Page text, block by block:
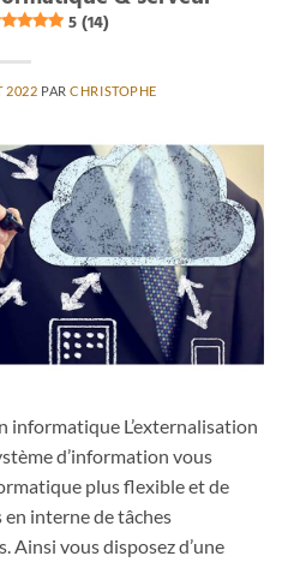
5 (14)
2022 PARCHRISTOPHE
informatique L’externalisation
d’information vous
plus flexible et de
interne de tâches
Ainsi vous disposez d’une